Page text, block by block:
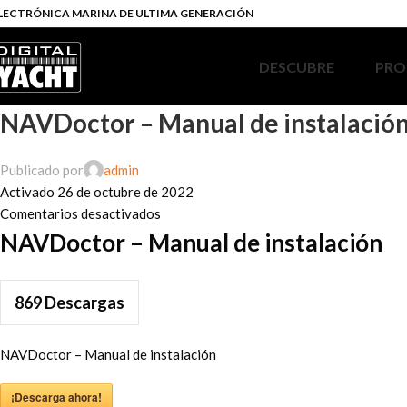
MARINA DE ULTIMA GENERACIÓN
DESCUBRE
NAVDoctor – Manual de
Publicado por
admin
Activado 26 de octubre de 2022
Comentarios desactivados
NAVDoctor – Manual de instalación
869Descargas
NAVDoctor – Manual de instalación
¡Descarga ahora!